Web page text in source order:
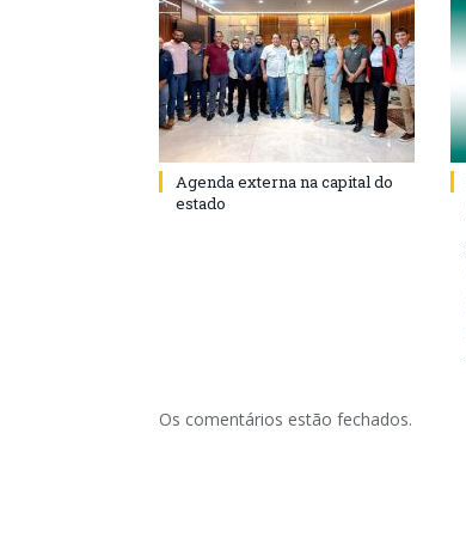
Agenda externa na capital do
estado
Os comentários estão fechados.